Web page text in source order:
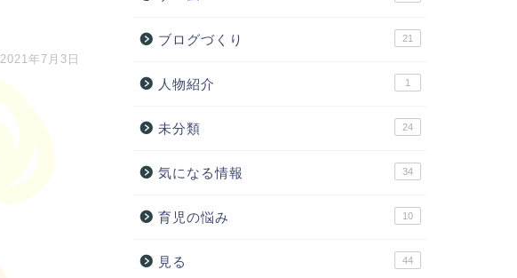
2021年7月3日
ブログづくり 21
人物紹介 1
未分類 24
気になる情報 34
育児の悩み 10
見る 44